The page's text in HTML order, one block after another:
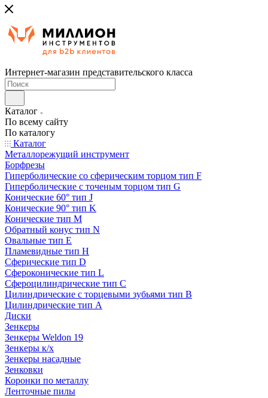
Интернет-магазин представительского класса
Каталог
По всему сайту
По каталогу
Каталог
Металлорежущий инструмент
Борфрезы
Гиперболические cо сферическим торцом тип F
Гиперболические с точеным торцом тип G
Конические 60° тип J
Конические 90° тип K
Конические тип M
Обратный конус тип N
Овальные тип E
Пламевидные тип H
Сферические тип D
Сфероконические тип L
Сфероцилиндрические тип C
Цилиндрические с торцевыми зубьями тип B
Цилиндрические тип А
Диски
Зенкеры
Зенкеры Weldon 19
Зенкеры к/х
Зенкеры насадные
Зенковки
Коронки по металлу
Ленточные пилы